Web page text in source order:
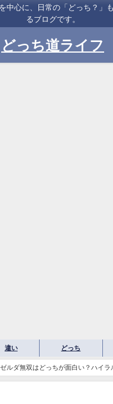
中心に、日常の「どっち？」
るブログです。
どっち道ライフ
違い どっち
ゼルダ無双はどっちが面白い？ハイラ